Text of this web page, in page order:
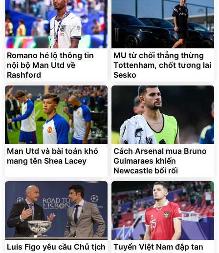
Romano hé lộ thông tin
nội bộ Man Utd về
Rashford
MU từ chối thẳng thừng
Tottenham, chốt tương lai
Sesko
Man Utd và bài toán khó
mang tên Shea Lacey
Cách Arsenal mua Bruno
Guimaraes khiến
Newcastle bối rối
Luis Figo yêu cầu Chủ tịch
Tuyển Việt Nam đập tan